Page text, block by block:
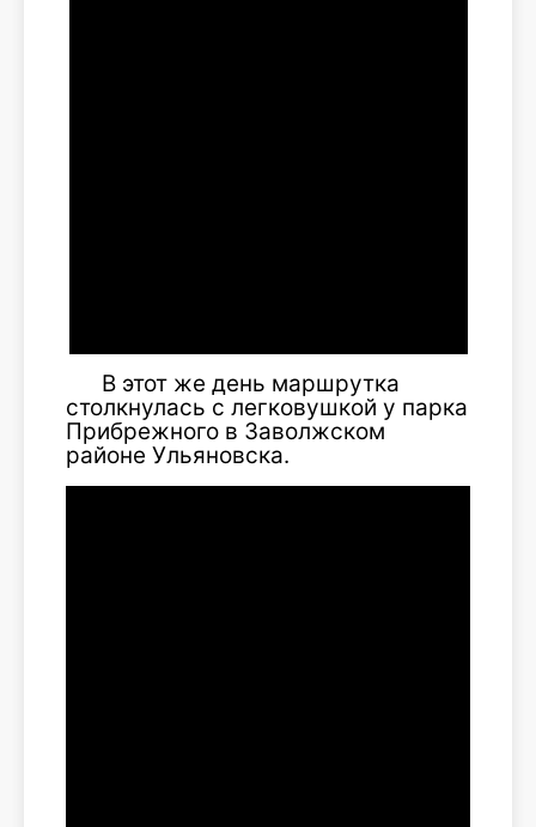
В этот же день маршрутка
столкнулась с легковушкой у парка
Прибрежного в Заволжском
районе Ульяновска.